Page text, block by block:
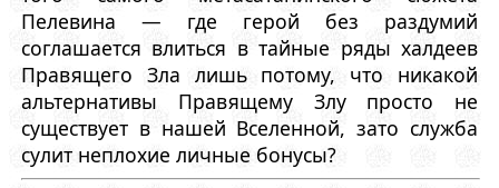
Пелевина — где герой без раздумий
соглашается влиться в тайные ряды халдеев
Правящего Зла лишь потому, что никакой
альтернативы Правящему Злу просто не
существует в нашей Вселенной, зато служба
сулит неплохие личные бонусы?